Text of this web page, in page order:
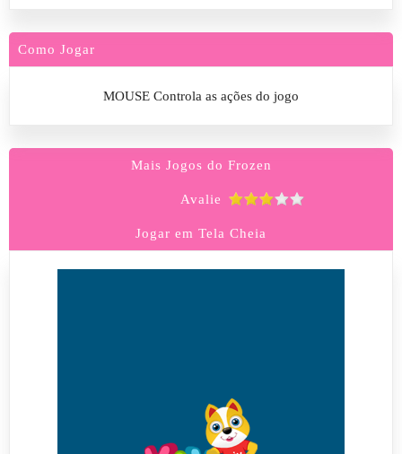
Como Jogar
MOUSE Controla as ações do jogo
Mais Jogos do Frozen
Avalie
Jogar em Tela Cheia